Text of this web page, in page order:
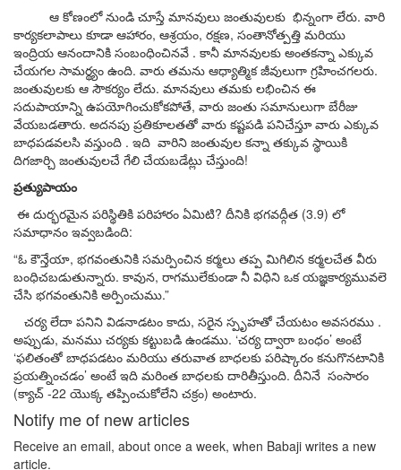
ఆ కోణంలో నుండి చూస్తే మానవులు జంతువులకు భిన్నంగా లేరు. వారి
కార్యకలాపాలు కూడా ఆహారం, ఆశ్రయం, రక్షణ, సంతానోత్పత్తి మరియు
ఇంద్రియ ఆనందానికి సంబంధించినవే . కానీ మానవులకు అంతకన్నా ఎక్కువ
చేయగల సామర్థ్యం ఉంది. వారు తమను ఆధ్యాత్మిక జీవులుగా గ్రహించగలరు.
జంతువులకు ఆ సౌకర్యం లేదు. మానవులు తమకు లభించిన ఈ
సదుపాయాన్ని ఉపయోగించుకోకపోతే, వారు జంతు సమానులుగా బేరీజు
వేయబడతారు. అదనపు ప్రతికూలతతో వారు కష్టపడి పనిచేస్తూ వారు ఎక్కువ
బాధపడవలసి వస్తుంది . ఇది వారిని జంతువుల కన్నా తక్కువ స్థాయికి
దిగజార్చి జంతువులచే గేలి చేయబడేట్లు చేస్తుంది!
ప్రత్యుపాయం
ఈ దుర్భరమైన పరిస్థితికి పరిహారం ఏమిటి? దీనికి భగవద్గీత (3.9) లో
సమాధానం ఇవ్వబడింది:
“ఓ కౌన్తేయా, భగవంతునికి సమర్పించిన కర్మలు తప్ప మిగిలిన కర్మలచేత వీరు
బంధిచబడుతున్నారు. కావున, రాగములేకుండా నీ విధిని ఒక యజ్ఞకార్యమువలె
చేసి భగవంతునికి అర్పించుము.”
చర్య లేదా పనిని విడనాడటం కాదు, సరైన స్పృహతో చేయటం అవసరము .
అప్పుడు, మనము చర్యకు కట్టుబడి ఉండము. ‘చర్య ద్వారా బంధం’ అంటే
‘ఫలితంతో బాధపడటం మరియు తరువాత బాధలకు పరిష్కారం కనుగొనటానికి
ప్రయత్నించడం’ అంటే ఇది మరింత బాధలకు దారితీస్తుంది. దీనినే సంసారం
(క్యాచ్ -22 యొక్క తప్పించుకోలేని చక్రం) అంటారు.
Notify me of new articles
Receive an email, about once a week, when Babaji writes a new
article.